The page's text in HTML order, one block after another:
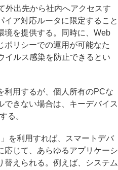
出先から社内へアクセスす
イア対応ルータに限定すること
境を提供する。同時に、Web
ポリシーでの運用が可能なた
イルス感染を防止できるとい
用するが、個人所有のPCな
できない場合は、キーデバイス
る。
を利用すれば、スマートデバ
応じて、あらゆるアプリケーシ
替えられる。例えば、システム